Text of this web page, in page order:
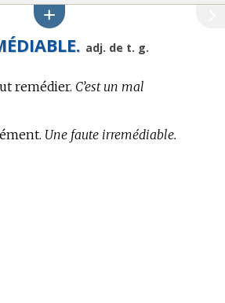
adj. de t. g.
remédier. C’est un mal
Une faute irremédiable.